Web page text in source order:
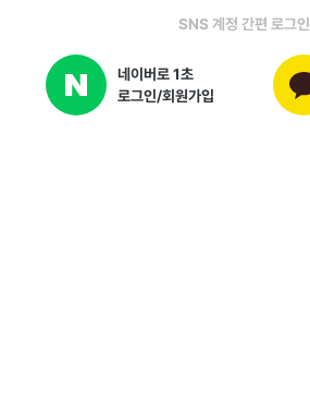
SNS 계정 간편 로그인
네이버로 1초
로그인/회원가입